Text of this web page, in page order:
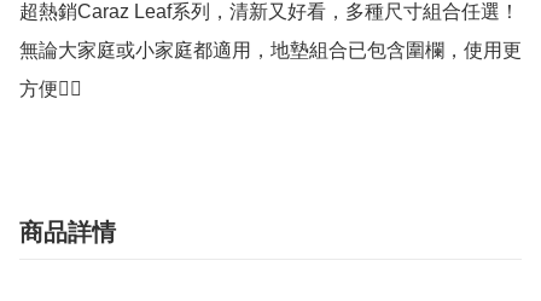
超熱銷Caraz Leaf系列，清新又好看，多種尺寸組合任選！
無論大家庭或小家庭都適用，地墊組合已包含圍欄，使用更
商品詳情